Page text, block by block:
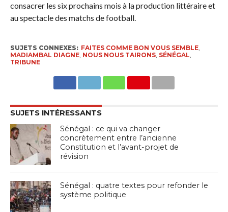
consacrer les six prochains mois à la production littéraire et
au spectacle des matchs de football.
SUJETS CONNEXES: FAITES COMME BON VOUS SEMBLE,
MADIAMBAL DIAGNE, NOUS NOUS TAIRONS, SÉNÉGAL
TRIBUNE
SUJETS INTÉRESSANTS
Sénégal : ce qui va changer
concrètement entre l’ancienne
Constitution et l’avant-projet de
révision
Sénégal : quatre textes pour refonder le
système politique